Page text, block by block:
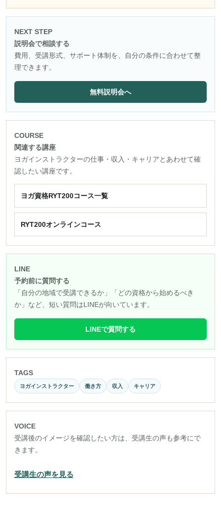
NEXT STEP
説明会で相談する
費用、受講形式、サポート体制を、自分の条件に合わせて整
理できます。
無料説明会へ
COURSE
関連する講座
ヨガインストラクターの仕事・収入・キャリアとあわせて確
認したい講座です。
ヨガ資格RYT200コース一覧
RYT200オンラインコース
LINE
予約前に質問する
「自分の地域で受講できるか」「どの資格から始めるべき
か」など、短い質問はLINEが向いています。
LINEで質問する
TAGS
ヨガインストラクター 働き方 収入 キャリア
VOICE
受講後のイメージを確認したい方は、受講生の声も参考にで
きます。
受講生の声を見る